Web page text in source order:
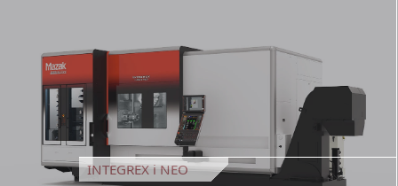
INTEGREX i NEO